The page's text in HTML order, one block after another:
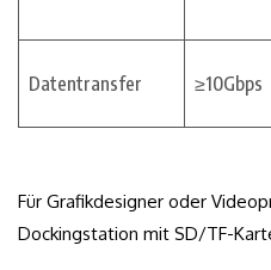
Datentransfer ≥10Gbps
Für Grafikdesigner oder
Dockingstation mit SD/TF-